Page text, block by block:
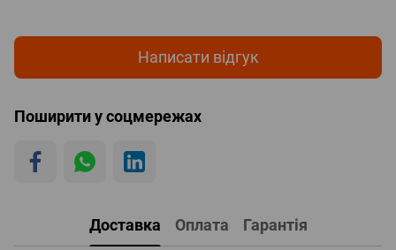
Написати відгук
Поширити у соцмережах
Доставка Оплата Гарантія